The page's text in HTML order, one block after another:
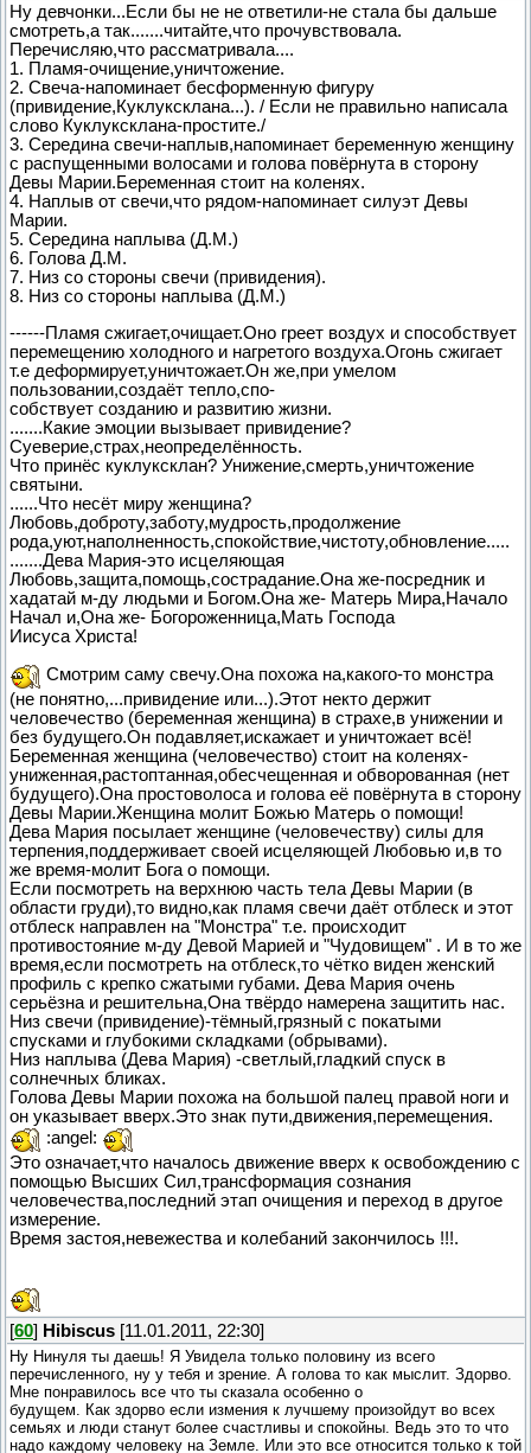
Ну девчонки...Если бы не не ответили-не стала бы дальше
смотреть,а так.......читайте,что прочувствовала.
Перечисляю,что рассматривала....
1. Пламя-очищение,уничтожение.
2. Свеча-напоминает бесформенную фигуру
(привидение,Куклуксклана...). / Если не правильно написала
слово Куклуксклана-простите./
3. Середина свечи-наплыв,напоминает беременную женщину
с распущенными волосами и голова повёрнута в сторону
Девы Марии.Беременная стоит на коленях.
4. Наплыв от свечи,что рядом-напоминает силуэт Девы
Марии.
5. Середина наплыва (Д.М.)
6. Голова Д.М.
7. Низ со стороны свечи (привидения).
8. Низ со стороны наплыва (Д.М.)
------Пламя сжигает,очищает.Оно греет воздух и способствует
перемещению холодного и нагретого воздуха.Огонь сжигает
т.е деформирует,уничтожает.Он же,при умелом
пользовании,создаёт тепло,спо-
собствует созданию и развитию жизни.
.......Какие эмоции вызывает привидение?
Суеверие,страх,неопределённость.
Что принёс куклуксклан? Унижение,смерть,уничтожение
святыни.
......Что несёт миру женщина?
Любовь,доброту,заботу,мудрость,продолжение
рода,уют,наполненность,спокойствие,чистоту,обновление.....
.......Дева Мария-это исцеляющая
Любовь,защита,помощь,сострадание.Она же-посредник и
хадатай м-ду людьми и Богом.Она же- Матерь Мира,Начало
Начал и,Она же- Богороженница,Мать Господа
Иисуса Христа!
Смотрим саму свечу.Она похожа на,какого-то монстра
(не понятно,...привидение или...).Этот некто держит
человечество (беременная женщина) в страхе,в унижении и
без будущего.Он подавляет,искажает и уничтожает всё!
Беременная женщина (человечество) стоит на коленях-
униженная,растоптанная,обесчещенная и обворованная (нет
будущего).Она простоволоса и голова её повёрнута в сторону
Девы Марии.Женщина молит Божью Матерь о помощи!
Дева Мария посылает женщине (человечеству) силы для
терпения,поддерживает своей исцеляющей Любовью и,в то
же время-молит Бога о помощи.
Если посмотреть на верхнюю часть тела Девы Марии (в
области груди),то видно,как пламя свечи даёт отблеск и этот
отблеск направлен на "Монстра" т.е. происходит
противостояние м-ду Девой Марией и "Чудовищем" . И в то же
время,если посмотреть на отблеск,то чётко виден женский
профиль с крепко сжатыми губами. Дева Мария очень
серьёзна и решительна,Она твёрдо намерена защитить нас.
Низ свечи (привидение)-тёмный,грязный с покатыми
спусками и глубокими складками (обрывами).
Низ наплыва (Дева Мария) -светлый,гладкий спуск в
солнечных бликах.
Голова Девы Марии похожа на большой палец правой ноги и
он указывает вверх.Это знак пути,движения,перемещения.
:angel:
Это означает,что началось движение вверх к освобождению с
помощью Высших Сил,трансформация сознания
человечества,последний этап очищения и переход в другое
измерение.
Время застоя,невежества и колебаний закончилось !!!.
[60] Hibiscus [11.01.2011, 22:30]
Ну Нинуля ты даешь! Я Увидела только половину из всего
перечисленного, ну у тебя и зрение. А голова то как мыслит. Здорво.
Мне понравилось все что ты сказала особенно о
будущем. Как здорво если измения к лучшему произойдут во всех
семьях и люди станут более счастливы и спокойны. Ведь это то что
надо каждому человеку на Земле. Или это все относится только к той